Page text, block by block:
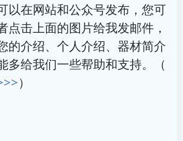
以在网站和公众号发布，您可
点击上面的图片给我发邮件，
的介绍、个人介绍、器材简介
多给我们一些帮助和支持。（
）